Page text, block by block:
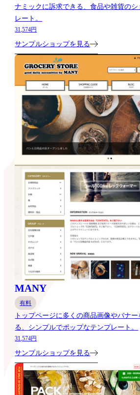
ナミックに訴求できる、食品や雑貨の
レート。
31,574円
サンプルショップを見る
MANY
有料
トップページに多くの商品画像やバナ
る、シンプルでポップなテンプレート。
31,574円
サンプルショップを見る